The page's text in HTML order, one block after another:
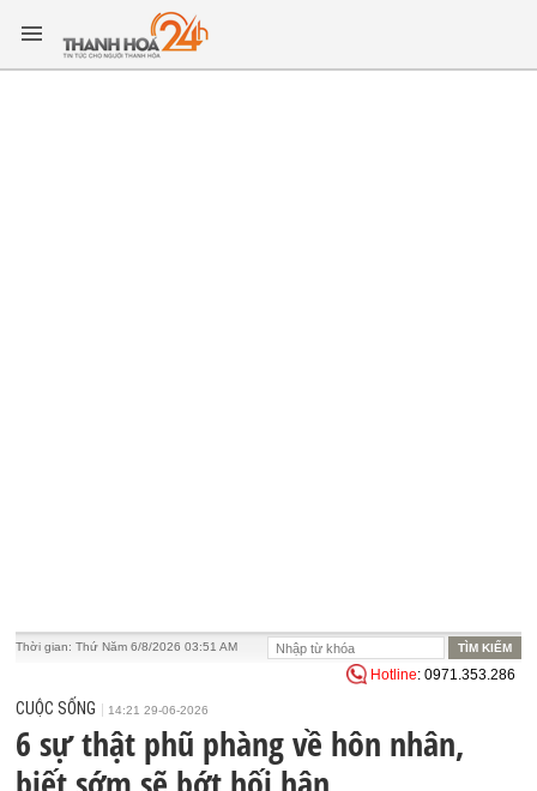
Thời gian:Thứ Năm 6/8/2026 03:51 AM
Hotline: 0971.353.286
CUỘC SỐNG 14:21 29-06-2026
6 sự thật phũ phàng về hôn nhân,